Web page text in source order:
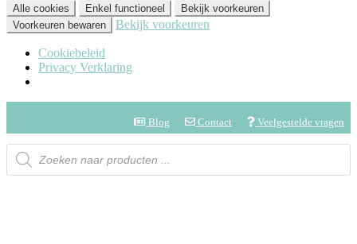
Alle cookies Enkel functioneel
Bekijk voorkeuren
Voorkeuren bewaren
Bekijk voorkeuren
Cookiebeleid
Privacy Verklaring
Blog Contact Veelgestelde vragen